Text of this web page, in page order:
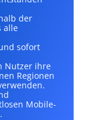
der
alle
sofort
Nutzer ihre
Regionen
Mobile-